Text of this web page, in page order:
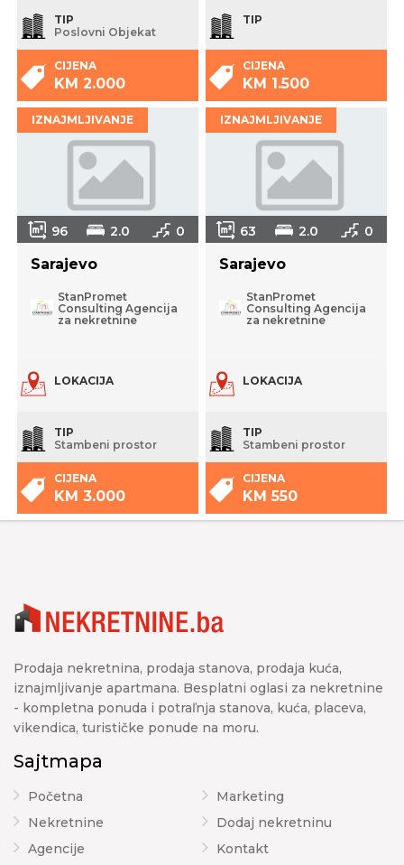
TIP
Poslovni Objekat
CIJENA
KM 2.000
TIP
CIJENA
KM 1.500
IZNAJMLJIVANJE
96 2.0 0
Sarajevo
StanPromet
Consulting Agencija
za nekretnine
LOKACIJA
TIP
Stambeni prostor
CIJENA
KM 3.000
IZNAJMLJIVANJE
63 2.0 0
Sarajevo
StanPromet
Consulting Agencija
za nekretnine
LOKACIJA
TIP
Stambeni prostor
CIJENA
KM 550
Prodaja nekretnina, prodaja stanova, prodaja kuća,
iznajmljivanje apartmana. Besplatni oglasi za nekretnine
- kompletna ponuda i potraľnja stanova, kuća, placeva,
vikendica, turističke ponude na moru.
Sajtmapa
Početna
Nekretnine
Agencije
Marketing
Dodaj nekretninu
Kontakt